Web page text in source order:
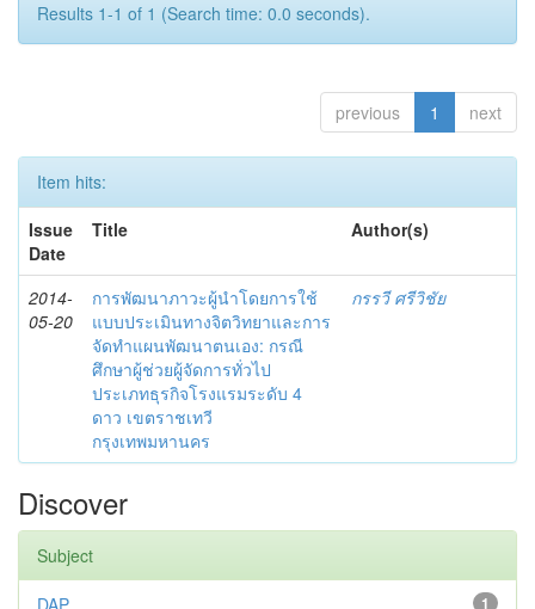
Results 1-1 of 1 (Search time: 0.0 seconds).
previous 1 next
Item hits:
Issue
Date
Title Author(s)
2014-
05-20
การพัฒนาภาวะผู้นำโดยการใช้
แบบประเมินทางจิตวิทยาและการ
จัดทำแผนพัฒนาตนเอง: กรณี
ศึกษาผู้ช่วยผู้จัดการทั่วไป
ประเภทธุรกิจโรงแรมระดับ 4
ดาว เขตราชเทวี
กรุงเทพมหานคร
กรรวี ศรีวิชัย
Discover
Subject
1
DAP